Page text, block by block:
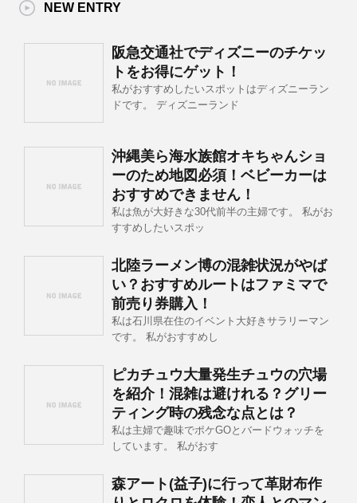
NEW ENTRY
阪急交通社でディズニーのチケッ
トをお得にゲット！
私がおすすめしたいスポットはディズニーラン
ドです。 ディズニーランド
沖縄美ら海水族館オキちゃんショ
ーのため地図必須！ベビーカーは
おすすめできません！
私は魚が大好きな30代前半の主婦です。 私がお
すすめしたいスポッ
北陸ラーメン博の混雑状況がやば
い？おすすめルートはファミマで
前売り券購入！
私は石川県在住のイベント大好きサラリーマン
です。 私がおすすめし
ピカチュウ大量発生チュウの穴場
を紹介！混雑は避けれる？グリー
ティング時の残念な点とは？
私は主婦で趣味でポケGOとバードウォッチを
しています。 私がおす
森アート(益子)に行って革財布作